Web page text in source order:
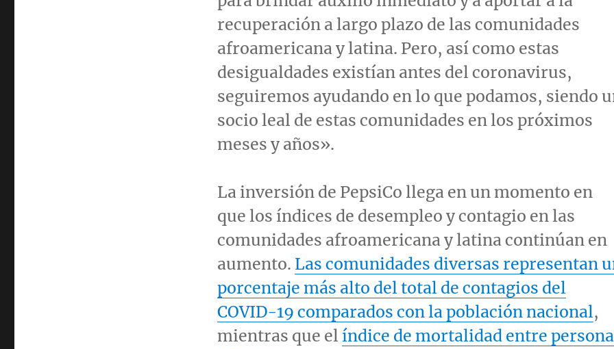
recuperación a largo plazo de las comunidades
afroamericana y latina. Pero, así como estas
desigualdades existían antes del coronavirus,
seguiremos ayudando en lo que podamos, siendo
socio leal de estas comunidades en los próximos
meses y años».
La inversión de PepsiCo llega en un momento en
que los índices de desempleo y contagio en las
comunidades afroamericana y latina continúan en
aumento. Las comunidades diversas representan
porcentaje más alto del total de contagios del
COVID-19 comparados con la población nacional,
mientras que el índice de mortalidad entre